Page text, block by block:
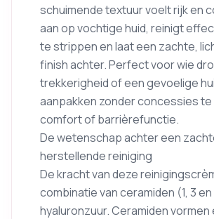
schuimende textuur voelt rijk en
aan op vochtige huid, reinigt
te strippen en laat een zachte,
finish achter. Perfect voor wie
trekkerigheid of een gevoelige
aanpakken zonder concessies te
comfort of barrièrefunctie.
De wetenschap achter een
herstellende reiniging
De kracht van deze
combinatie van ceramiden (1, 3 en
hyaluronzuur. Ceramiden vormen